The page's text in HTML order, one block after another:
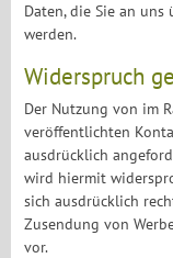
Daten, die Sie an
werden.
Widerspruch
Der Nutzung von im
veröffentlichten
ausdrücklich
wird hiermit
sich ausdrücklich
Zusendung von
vor.